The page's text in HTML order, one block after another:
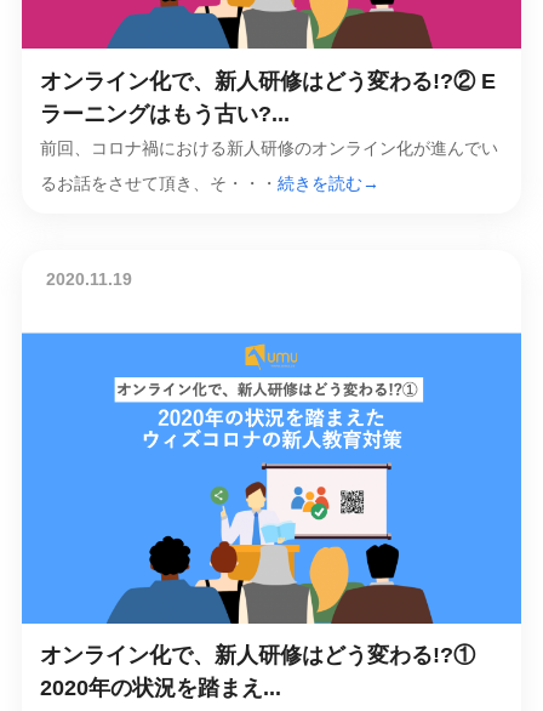
オンライン化で、新人研修はどう変わる!?② E
ラーニングはもう古い?...
前回、コロナ禍における新人研修のオンライン化が進んでい
るお話をさせて頂き、そ・・・ 続きを読む→
2020.11.19
オンライン化で、新人研修はどう変わる!?①
2020年の状況を踏まえ...